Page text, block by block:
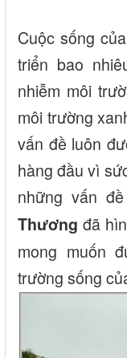
Cuộc sống
triển bao
nhiễm môi
môi trường
vấn đề luôn
hàng đầu vì
những vấn
Thương đã
mong muốn
trường sống